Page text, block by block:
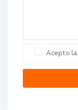
Acepto la